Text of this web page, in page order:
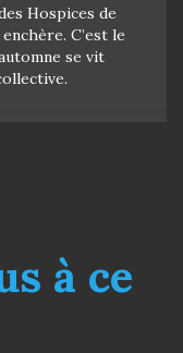
Hospices de
C’est le
se vit
à ce